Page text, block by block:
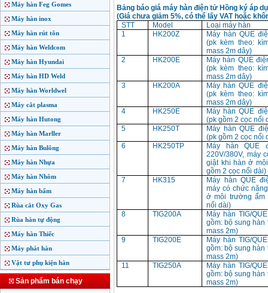
Máy hàn Feg Gomes
Máy hàn inox
Máy hàn rút tôn
Máy hàn Weldcom
Máy hàn Hyundai
Máy hàn HD Weld
Máy hàn Worldwel
Máy cắt plasma
Máy hàn Hutong
Máy hàn Marller
Máy hàn Bulông
Máy hàn Nhựa
Máy hàn Nhôm
Máy hàn bấm
Rùa cắt Oxy Gas
Rùa hàn tự động
Máy hàn Thiếc
Máy phát hàn
Vật tư phụ kiện hàn
Sản phẩm bán chạy
Bảng báo giá máy hàn điện tử Hồng ký áp
(Giá chưa giảm 5%, có thể lấy VAT hoặc
STT
Model
Loại máy hàn
1
HK200Z
Máy hàn QUE
(pk kèm theo:
mass 2m dây)
2
HK200E
Máy hàn QUE
(pk kèm theo:
mass 2m dây)
3
HK200A
Máy hàn QUE
(pk kèm theo:
mass 2m dây)
4
HK250E
Máy hàn QUE
(pk gồm 2 cọc nối
5
HK250T
Máy hàn QUE
(pk gồm 2 cọc nối
6
HK250TP
Máy hàn QUE
220V/380V, máy
giật khi hàn ở
gồm 2 cọc nối dài)
7
HK315
Máy hàn QUE
máy có chức
ở môi trường ẩm
nối dài)
8
TIG200A
Máy hàn TIG/
gồm: bộ sung hàn
mass 2m)
9
TIG200E
Máy hàn TIG/
gồm: bộ sung hàn
mass 2m)
11
TIG250A
Máy hàn TIG/
gồm: bộ sung hàn
mass 2m)